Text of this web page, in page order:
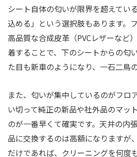
シート自体の匂いが限界を超えてい
込める」という選択肢もあります。
高品質な合成皮革（PVCレザーなど
着することで、下のシートからの匂
た目も新車のようになり、一石二鳥
また、匂いが集中しているのがフロ
い切って純正の新品や社外品のマッ
のが一番早くて確実です。天井の内
品に交換するのは高額になりますが
だけであれば、クリーニングを何度